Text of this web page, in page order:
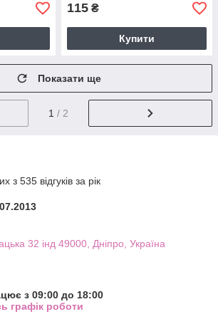
115 ₴
Купити
Показати ще
1 / 2
з 535 відгуків за рік
32 інд 49000, Дніпро, Україна
з 09:00 до 18:00
графік роботи